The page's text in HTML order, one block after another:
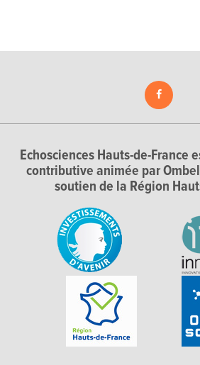
Echosciences Hauts-de-France
contributive animée par
soutien de la Région